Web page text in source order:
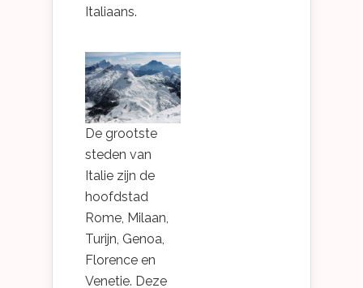
Italiaans.
De grootste
steden van
Italie zijn de
hoofdstad
Rome, Milaan,
Turijn, Genoa,
Florence en
Venetie. Deze